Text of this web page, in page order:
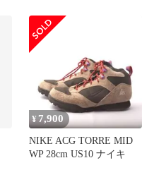
¥7,900
NIKE ACG TORRE MID
WP 28cm US10 ナイキ